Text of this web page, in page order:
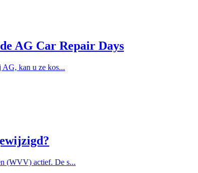
AG Car Repair Days
AG, kan u ze kos...
(WVV) actief. De s...